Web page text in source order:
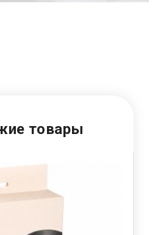
товары